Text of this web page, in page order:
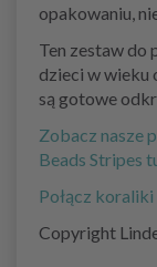
opakowaniu,
Ten zestaw do
dzieci w wieku
są gotowe
Zobacz nasze
Beads Stripes
Połącz
Copyright